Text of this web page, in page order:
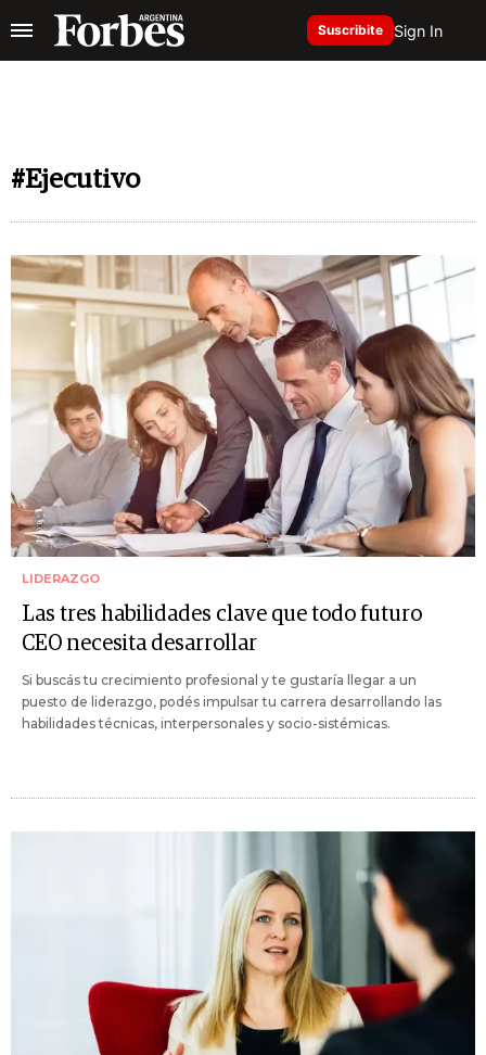
Suscribite Sign In
#Ejecutivo
LIDERAZGO
Las tres habilidades clave que todo futuro
CEO necesita desarrollar
Si buscás tu crecimiento profesional y te gustaría llegar a un
puesto de liderazgo, podés impulsar tu carrera desarrollando las
habilidades técnicas, interpersonales y socio-sistémicas.